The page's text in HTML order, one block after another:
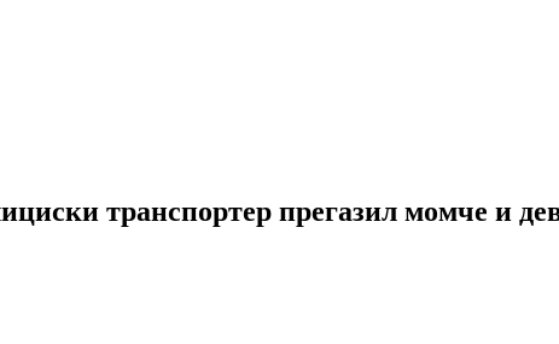
транспортер прегазил момче и